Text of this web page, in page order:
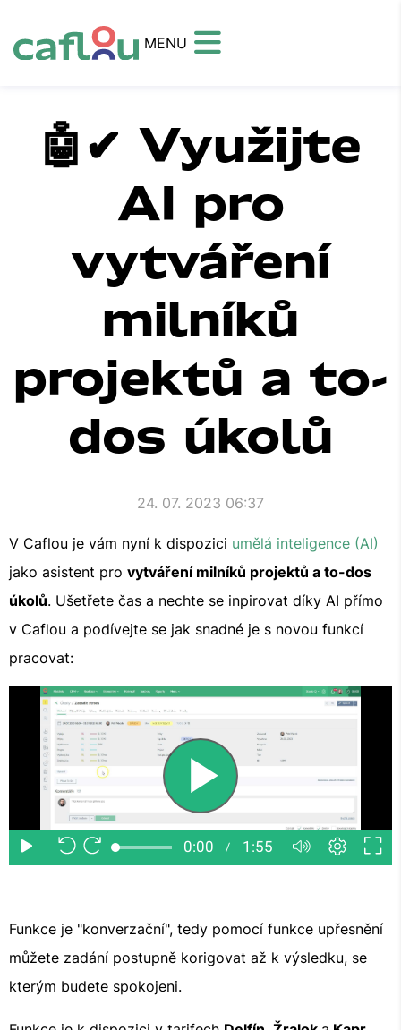
MENU
🤖✔ Využijte
AI pro
vytváření
milníků
projektů a to-
dos úkolů
24. 07. 2023 06:37
V Caflou je vám nyní k dispozici umělá inteligence (AI)
jako asistent pro vytváření milníků projektů a to-dos
úkolů. Ušetřete čas a nechte se inpirovat díky AI přímo
v Caflou a podívejte se jak snadné je s novou funkcí
pracovat:
Funkce je "konverzační", tedy pomocí funkce upřesnění
můžete zadání postupně korigovat až k výsledku, se
kterým budete spokojeni.